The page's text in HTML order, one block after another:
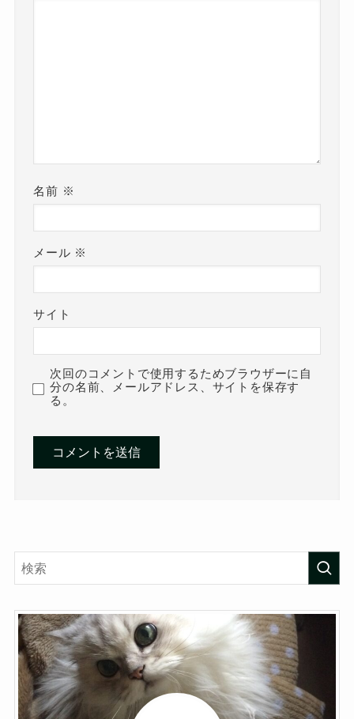
名前 ※
メール ※
サイト
次回のコメントで使用するためブラウザーに自
分の名前、メールアドレス、サイトを保存す
る。